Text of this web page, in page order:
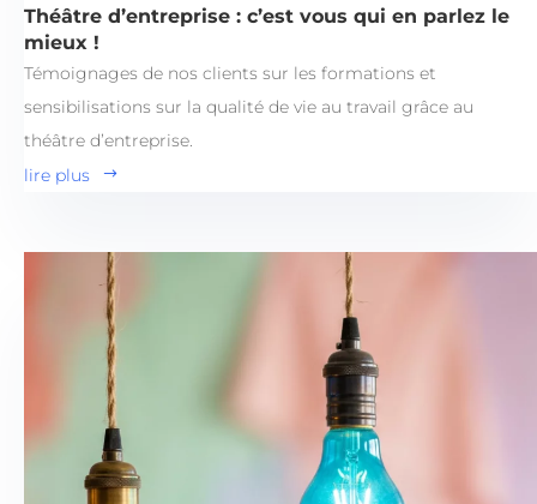
Théâtre d’entreprise : c’est vous qui en parlez le
mieux !
Témoignages de nos clients sur les formations et
sensibilisations sur la qualité de vie au travail grâce au
théâtre d’entreprise.
lire plus